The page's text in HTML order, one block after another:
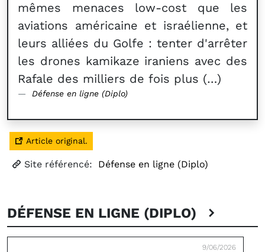
mêmes menaces low-cost que les
aviations américaine et israélienne, et
leurs alliées du Golfe : tenter d'arrêter
les drones kamikaze iraniens avec des
Rafale des milliers de fois plus (…)
Défense en ligne (Diplo)
Article original.
Site référencé: Défense en ligne (Diplo)
DÉFENSE EN LIGNE (DIPLO)
9/06/2026